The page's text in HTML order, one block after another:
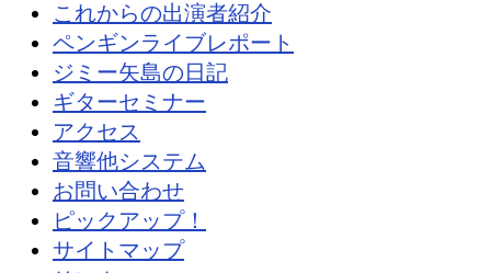
これからの出演者紹介
ペンギンライブレポート
ジミー矢島の日記
ギターセミナー
アクセス
音響他システム
お問い合わせ
ピックアップ！
サイトマップ